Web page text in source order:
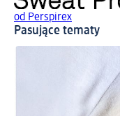
od Perspirex
Pasujące tematy